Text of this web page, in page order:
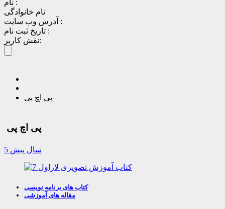
نام :
نام خانوادگی
آدرس وب سایت :
تاریخ ثبت نام :
نقش کاربر:
پی اچ پی
پی اچ پی
5 سال پیش
کتاب های برنامه نویسی
مقاله های آموزشی